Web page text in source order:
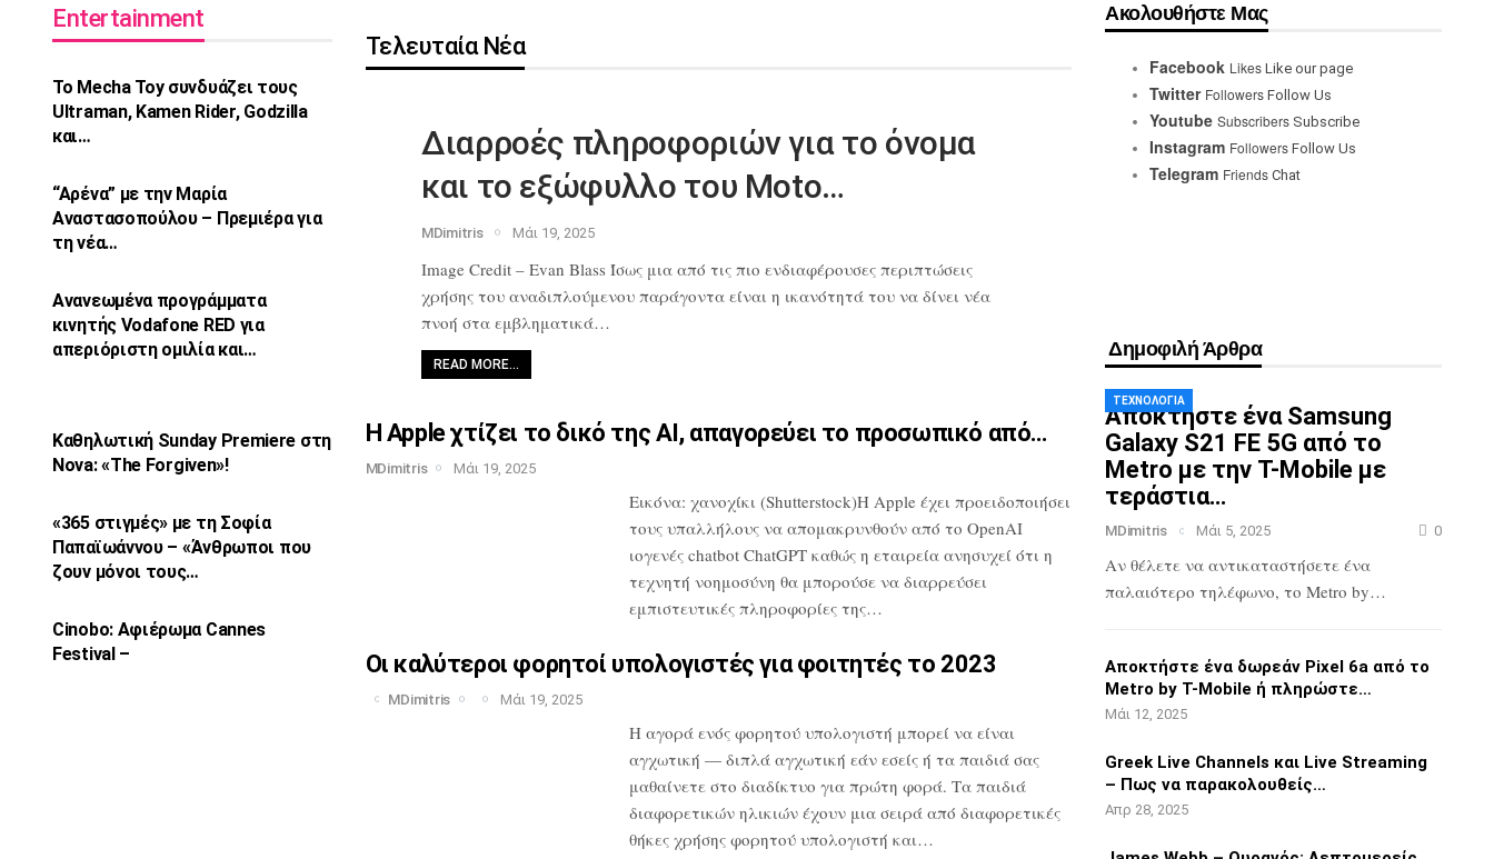
Entertainment
Το Mecha Toy συνδυάζει τους
Ultraman,Kamen Rider, Godzilla
και…
“Αρένα” με την Μαρία
Αναστασοπούλου – Πρεμιέρα για
τη νέα…
Ανανεωμένα προγράμματα
κινητής Vodafone RED για
απεριόριστη ομιλία και…
Καθηλωτική Sunday Premiere στη
Nova: «The Forgiven»!
«365 στιγμές» με τη Σοφία
Παπαϊωάννου – «Άνθρωποι που
ζουν μόνοι τους…
Cinobo: Αφιέρωμα Cannes
Festival –
Τελευταία Νέα
Διαρροές πληροφοριών για το όνομα
και το εξώφυλλο του Moto…
MDimitris Μάι 19, 2025
Image Credit – Evan Blass Ίσως μια από τις πιο ενδιαφέρουσες περιπτώσεις
χρήσης του αναδιπλούμενου παράγοντα είναι η ικανότητά του να δίνει νέα
πνοή στα εμβληματικά…
READ MORE…
Η Apple χτίζει το δικό της AI,απαγορεύει το προσωπικό από…
MDimitris Μάι 19, 2025
Εικόνα: χανοχίκι (Shutterstock)Η Appleέχει προειδοποιήσει
τους υπαλλήλους νααπομακρυνθούν από το OpenAI
ιογενέςchatbot ChatGPT καθώς η εταιρείαανησυχεί ότι η
τεχνητή νοημοσύνη θαμπορούσε να διαρρεύσει
εμπιστευτικέςπληροφορίες της…
Οι καλύτεροι φορητοί υπολογιστές γιαφοιτητές το 2023
MDimitris Μάι 19, 2025
Η αγορά ενός φορητού υπολογιστή μπορεί να είναι
αγχωτική — διπλά αγχωτική εάνεσείς ή τα παιδιά σας
μαθαίνετε στο διαδίκτυο για πρώτη φορά. Τα παιδιά
διαφορετικών ηλικιών έχουν μια σειρά από διαφορετικές
θήκες χρήσης φορητούυπολογιστή και…
Ακολουθήστε Μας
Facebook Likes Like our page
Twitter Followers Follow Us
Youtube Subscribers Subscribe
Instagram Followers Follow Us
Telegram Friends Chat
Δημοφιλή Άρθρα
ΤΕΧΝΟΛΟΓΊΑ
Αποκτήστε ένα Samsung
Galaxy S21 FE 5G από το
Metro με την T-Mobile με
τεράστια…
MDimitris Μάι 5, 2025 0
Αν θέλετε να αντικαταστήσετε ένα
παλαιότερο τηλέφωνο, το Metro by…
Αποκτήστε ένα δωρεάν Pixel 6a από το
Metro by T-Mobile ή πληρώστε…
Μάι 12, 2025
Greek Live Channels και Live Streaming
– Πως να παρακολουθείς…
Απρ 28, 2025